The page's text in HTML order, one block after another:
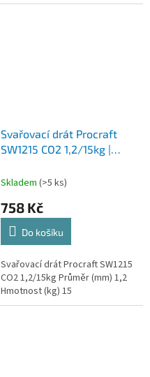
Svařovací drát Procraft
SW1215 CO2 1,2/15kg |
Skladem (>5 ks)
758 Kč
Do košíku
Svařovací drát Procraft SW1215
CO2 1,2/15kg Průměr (mm) 1,2
Hmotnost (kg) 15